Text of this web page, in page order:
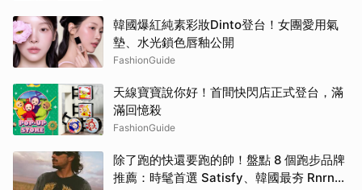
韓國爆紅純素彩妝Dinto登台！女團愛用氣
墊、水光鎖色唇釉公開
FashionGuide
天線寶寶說你好！首間快閃店正式登台，滿
滿回憶殺
FashionGuide
除了跑的快還要跑的帥！盤點 8 個跑步品牌
推薦：時髦首選 Satisfy、韓國最夯 Rnrn